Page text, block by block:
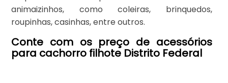
animaizinhos, como coleiras, brinquedos,
roupinhas, casinhas, entre outros.
Conte com os preço de acessórios
para cachorro filhote Distrito Federal